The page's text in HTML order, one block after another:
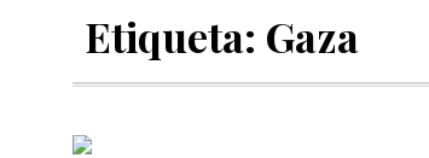
Etiqueta: Gaza